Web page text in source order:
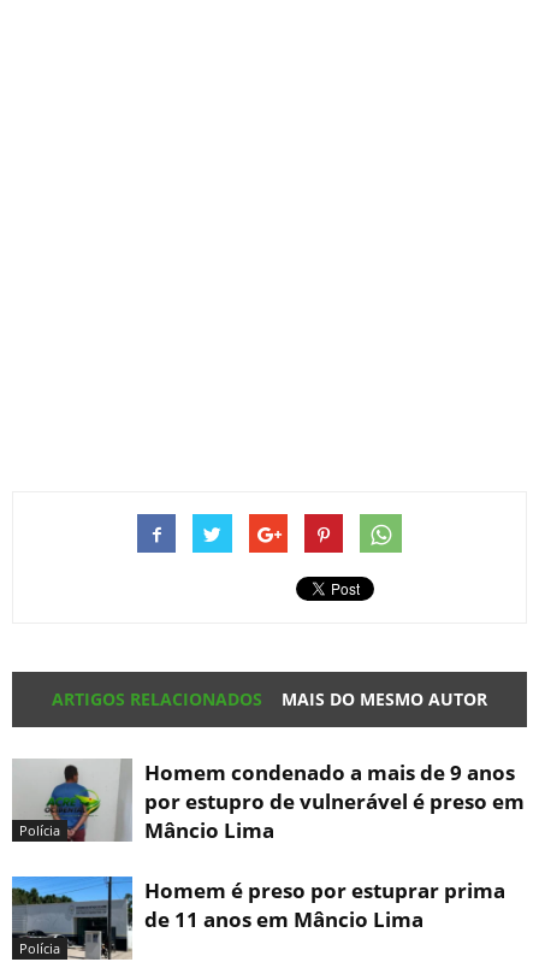
ARTIGOS RELACIONADOS MAIS DO MESMO AUTOR
Polícia
Homem condenado a mais de 9 anos
por estupro de vulnerável é preso em
Mâncio Lima
Polícia
Homem é preso por estuprar prima
de 11 anos em Mâncio Lima